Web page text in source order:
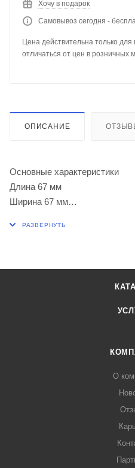
Хочу в подарок
Самовывоз сегодня -
Цена действительна только
отличаться от цен в розничных
ОПИСАНИЕ
Основные характеристики
Длина 67 мм
Ширина 67 мм
О